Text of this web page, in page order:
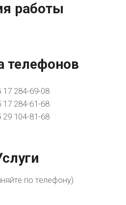
работы
телефонов
17 284-69-08
17 284-61-68
29 104-81-68
по телефону)